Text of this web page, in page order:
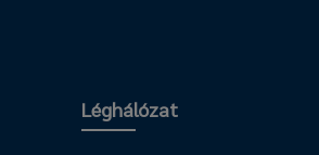
Léghálózat